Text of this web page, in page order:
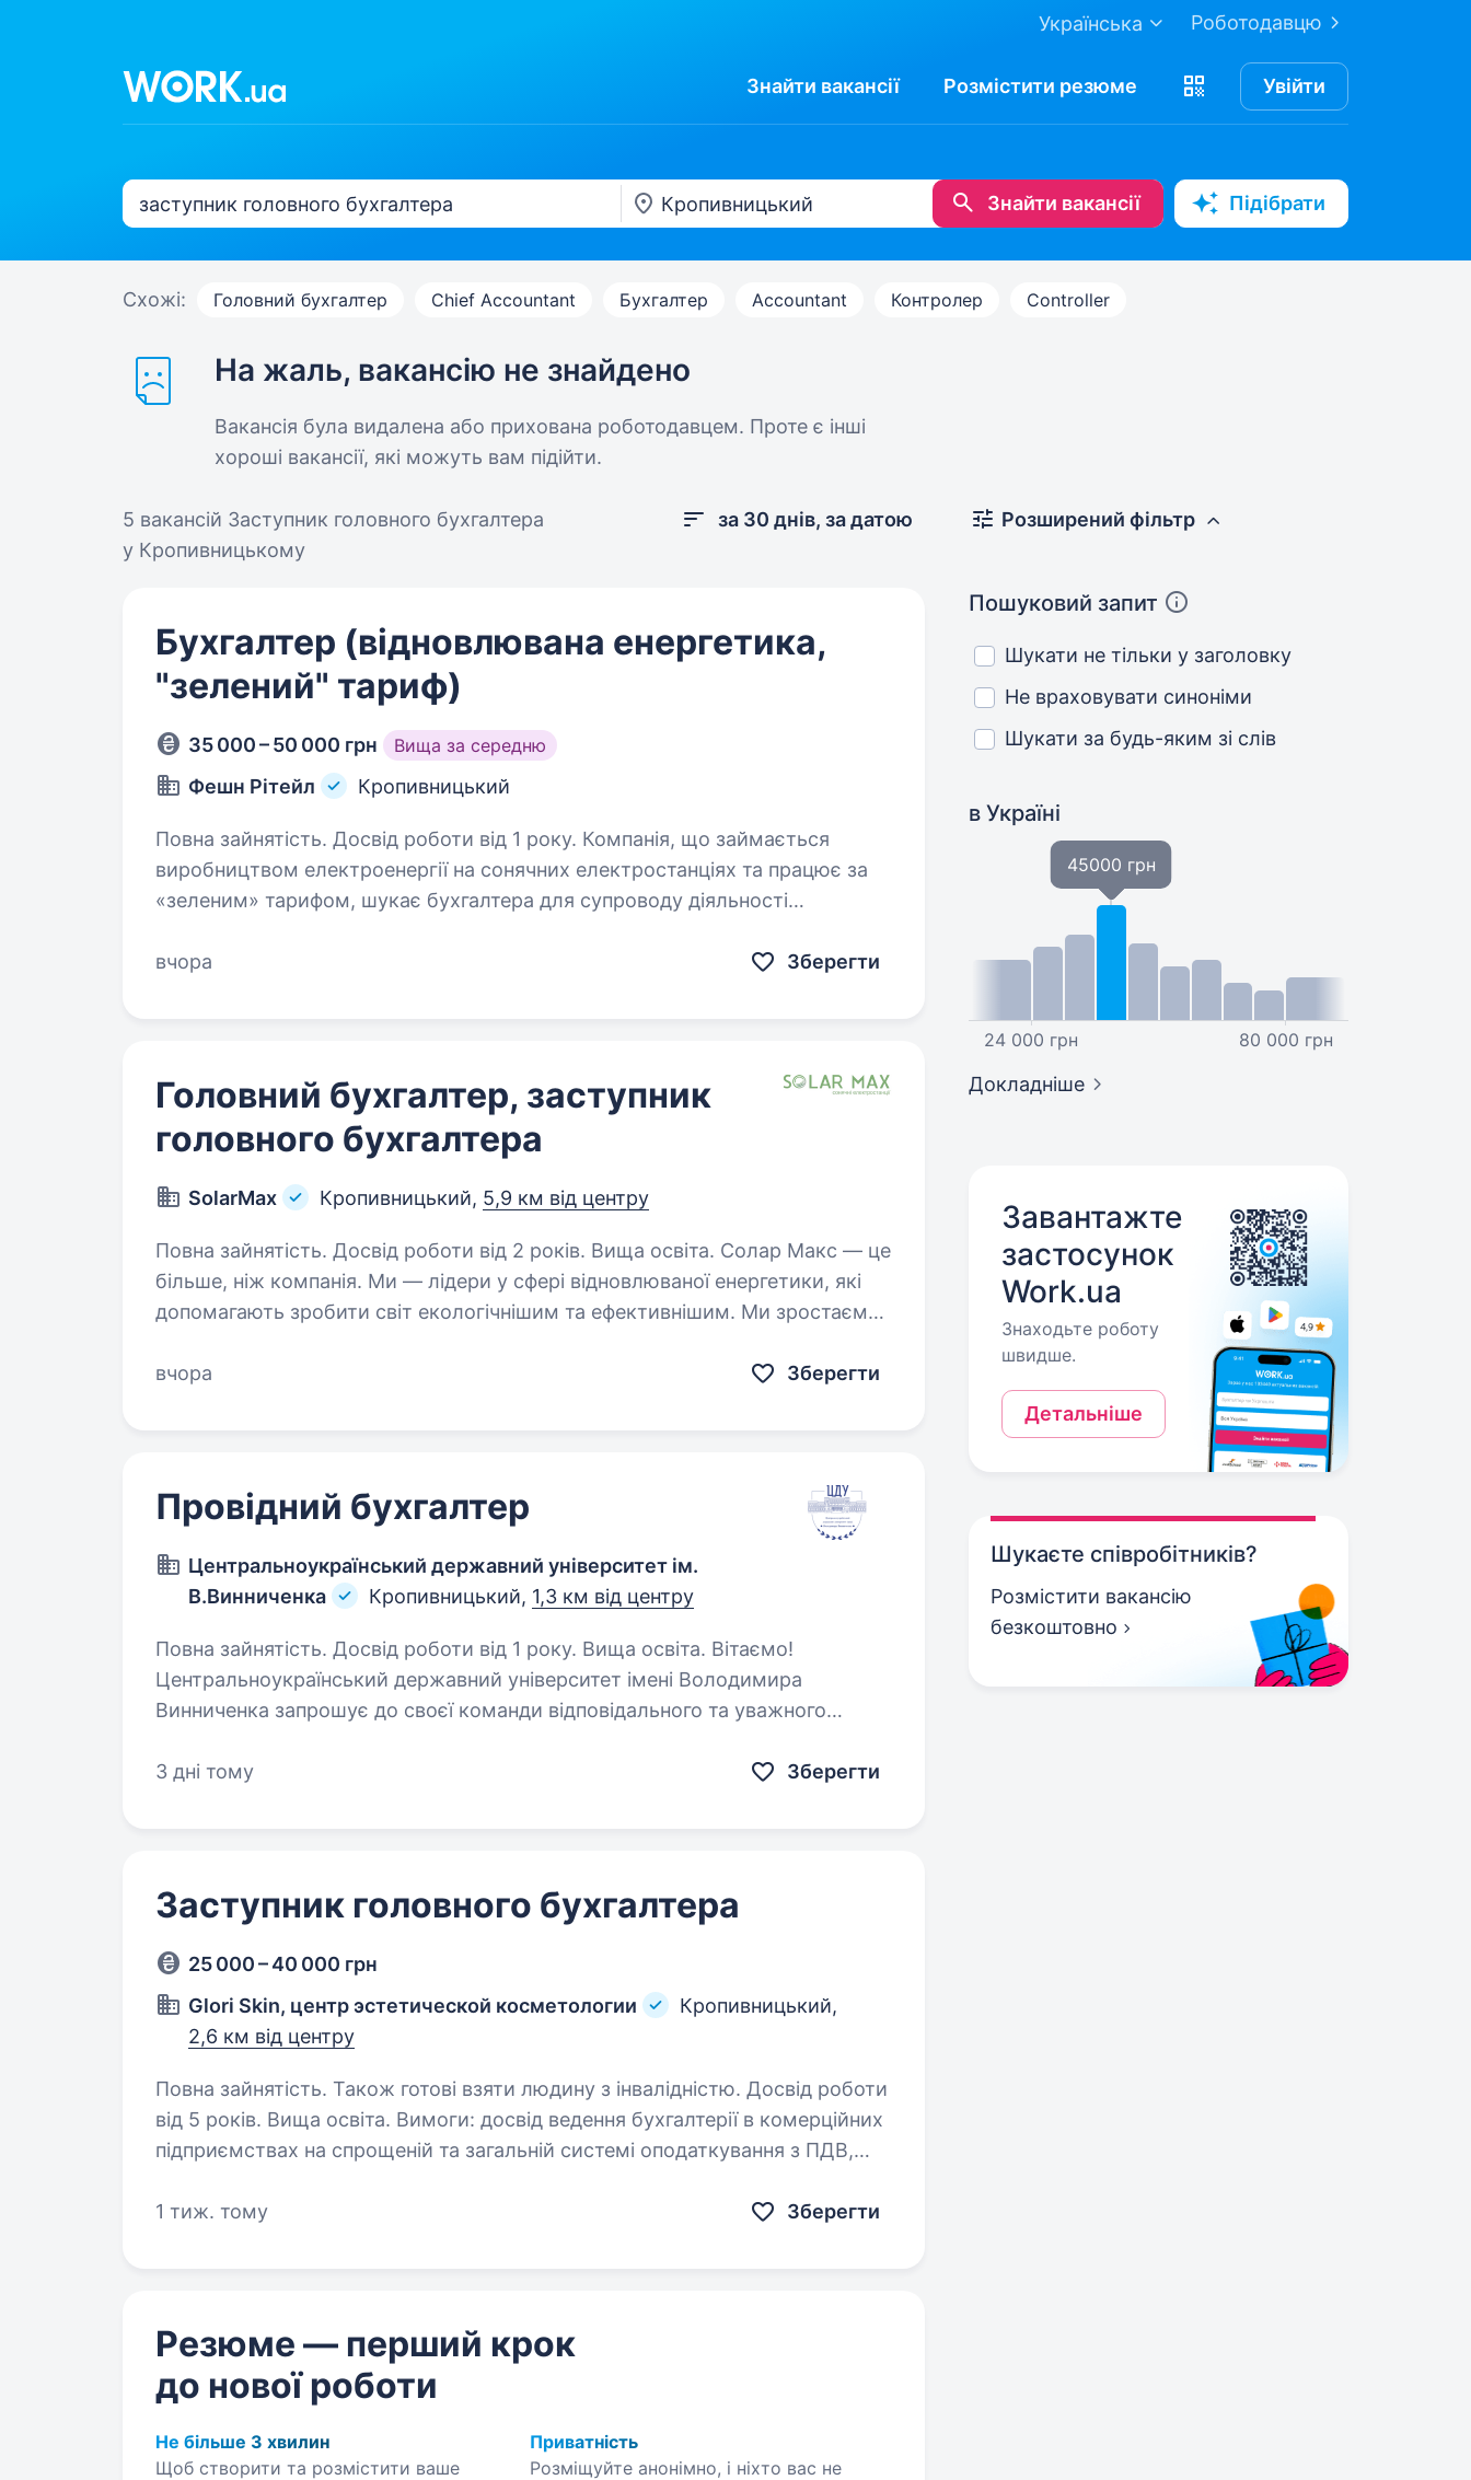
Роботодавцю
Українська
Знайти вакансії Розмістити резюме Увійти
Знайти вакансії Підібрати
Схожі: Головний бухгалтер Chief Accountant Бухгалтер Accountant Контролер Controller
На жаль, вакансію не знайдено
Вакансія була видалена або прихована роботодавцем. Проте є інші
хороші вакансії, які можуть вам підійти.
5 вакансій Заступник головного бухгалтера
у Кропивницькому
за 30 днів, за датою
Бухгалтер (відновлювана енергетика,
"зелений" тариф)
35 000 – 50 000 грн Вища за середню
Фешн Рітейл Кропивницький
Повна зайнятість. Досвід роботи від 1 року. Компанія, що займається
виробництвом електроенергії на сонячних електростанціях та працює за
«зеленим» тарифом, шукає бухгалтера для супроводу діяльності
вчора
Зберегти
Головний бухгалтер, заступник
головного бухгалтера
SolarMax Кропивницький, 5,9 км від центру
Повна зайнятість. Досвід роботи від 2 років. Вища освіта. Солар Макс — це
більше, ніж компанія. Ми — лідери у сфері відновлюваної енергетики, які
допомагають зробити світ екологічнішим та ефективнішим. Ми зростаємо і
вчора
Зберегти
Провідний бухгалтер
Центральноукраїнський державний університет ім.
В.Винниченка
Кропивницький, 1,3 км від центру
Повна зайнятість. Досвід роботи від 1 року. Вища освіта. Вітаємо!
Центральноукраїнський державний університет імені Володимира
Винниченка запрошує до своєї команди відповідального та уважного
навчальному закладі,…
3 дні тому Зберегти
Заступник головного бухгалтера
25 000 – 40 000 грн
Glori Skin, центр эстетической косметологии
Кропивницький,
2,6 км від центру
Повна зайнятість. Також готові взяти людину з інвалідністю. Досвід роботи
від 5 років. Вища освіта. Вимоги: досвід ведення бухгалтерії в комерційних
підприємствах на спрощеній та загальній системі оподаткування з ПДВ,
роботи: офісна робота на постійній…
1 тиж. тому Зберегти
Резюме — перший крок
до нової роботи
Не більше 3 хвилин
Щоб створити та розмістити ваше
Приватність
Розміщуйте анонімно, і ніхто вас не
Розширений фільтр
Пошуковий запит
Шукати не тільки у заголовку
Не враховувати синоніми
Шукати за будь-яким зі слів
в Україні
24 000 грн
45000 грн
80 000 грн
Докладніше
Завантажте
застосунок
Work.ua
Знаходьте роботу
швидше.
Детальніше
Шукаєте співробітників?
Розмістити вакансію
безкоштовно